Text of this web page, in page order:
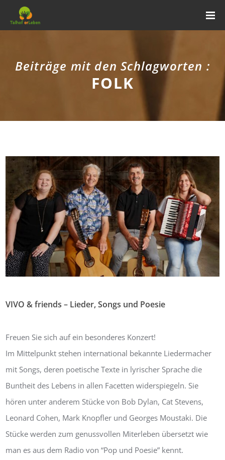
Beiträge mit den Schlagworten :
FOLK
VIVO & friends – Lieder, Songs und Poesie
Freuen Sie sich auf ein besonderes Konzert!
Im Mittelpunkt stehen international bekannte Liedermacher
mit Songs, deren poetische Texte in lyrischer Sprache die
Buntheit des Lebens in allen Facetten widerspiegeln. Sie
hören unter anderem Stücke von Bob Dylan, Cat Stevens,
Leonard Cohen, Mark Knopfler und Georges Moustaki. Die
Stücke werden zum genussvollen Miterleben übersetzt wie
man es aus dem Radio von “Pop und Poesie” kennt.